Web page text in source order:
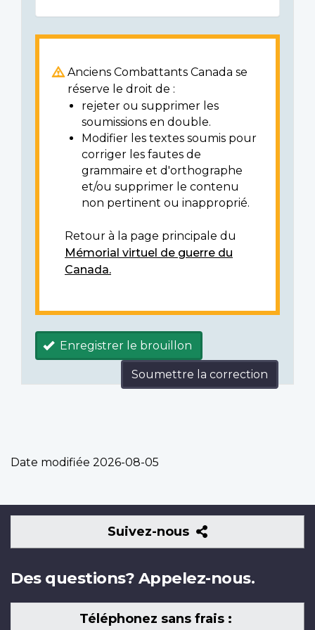
Anciens Combattants Canada se
réserve le droit de :
rejeter ou supprimer les
soumissions en double.
Modifier les textes soumis pour
corriger les fautes de
grammaire et d'orthographe
et/ou supprimer le contenu
non pertinent ou inapproprié.
Retour à la page principale du
Mémorial virtuel de guerre du
Canada.
Enregistrer le brouillon
Soumettre la correction
Date modifiée 2026-08-05
Suivez-nous
Suivez-
nous
Des questions? Appelez-nous.
Téléphonez sans frais :